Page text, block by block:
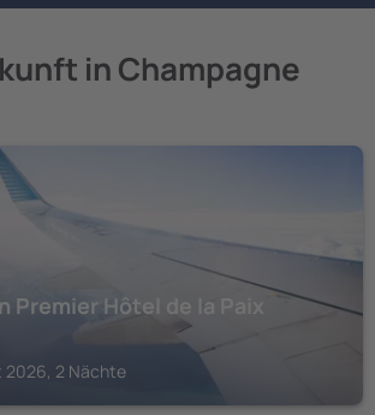
in Champagne
Premier Hôtel de la Paix
2026, 2 Nächte